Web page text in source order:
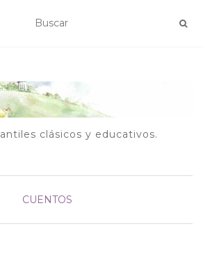
clásicos y educativos.
CUENTOS